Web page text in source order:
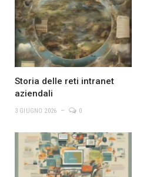
Storia delle reti intranet
aziendali
3 GIUGNO 2026 0